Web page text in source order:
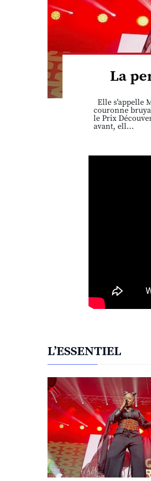
La
Elle s'appelle
couronne
le Prix
avant, ell...
L’ESSENTIEL